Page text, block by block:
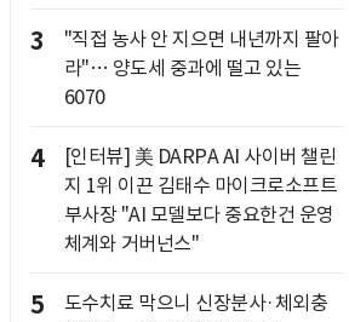
3
"직접 농사 안 지으면 내년까지 팔아
라"… 양도세 중과에 떨고 있는
6070
4
[인터뷰] 美 DARPA AI 사이버 챌린
지 1위 이끈 김태수 마이크로소프트
부사장 "AI 모델보다 중요한건 운영
체계와 거버넌스"
5
도수치료 막으니 신장분사·체외충